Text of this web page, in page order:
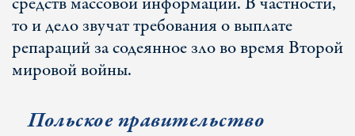
то и дело звучат требования о выплате
репараций за содеянное зло во время Второй
мировой войны.
Польское правительство